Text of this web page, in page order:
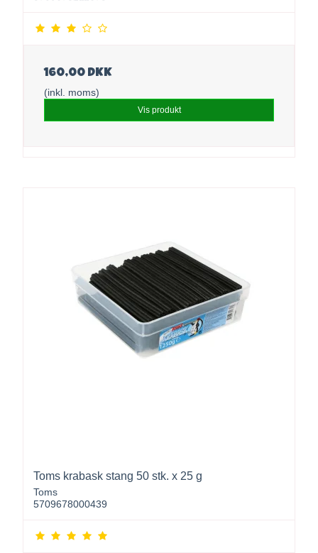
160,00 DKK
(inkl. moms)
Vis produkt
Toms krabask stang 50 stk. x 25 g
Toms
5709678000439